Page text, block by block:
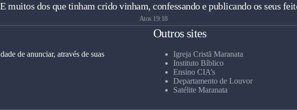
E muitos dos que tinham crido vinham, confessando e publicando os seus
Atos 19:18
de anunciar, através de suas
Outros sites
Igreja Cristã Maranata
Instituto Bíblico
Ensino CIA’s
Departamento de Louvor
Satélite Maranata